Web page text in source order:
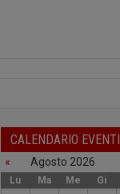
CALENDARIO EVENTI
« Agosto 2026
Lu Ma Me Gi